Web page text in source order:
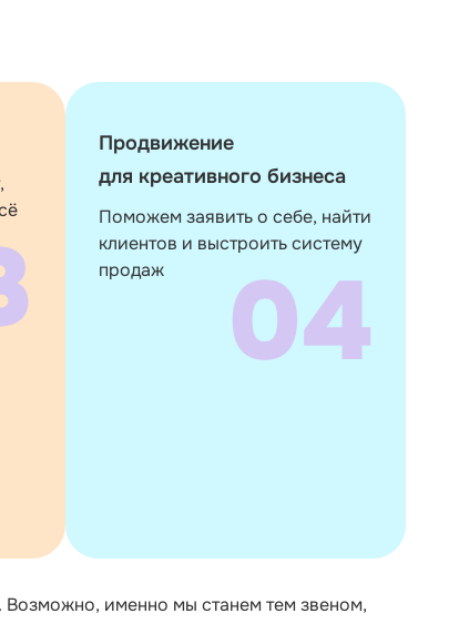
Продвижение
для креативного бизнеса
Поможем заявить о себе, найти
клиентов и выстроить систему
продаж
04
Возможно, именно мы станем тем звеном,